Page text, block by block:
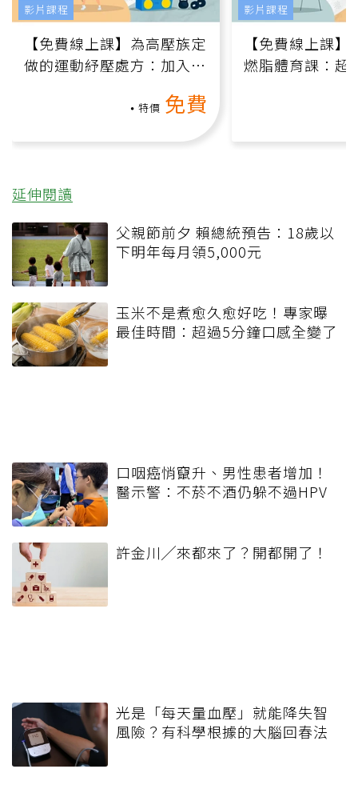
【免費線上課】為高壓族定
做的運動紓壓處方：加入行
特價 免費
影片課程
【免費線上課
燃脂體育課：超
影片課程
延伸閱讀
父親節前夕 賴總統預告：18歲以
下明年每月領5,000元
玉米不是煮愈久愈好吃！專家曝
最佳時間：超過5分鐘口感全變了
口咽癌悄竄升、男性患者增加！
醫示警：不菸不酒仍躲不過HPV
許金川╱來都來了？開都開了！
光是「每天量血壓」就能降失智
風險？有科學根據的大腦回春法